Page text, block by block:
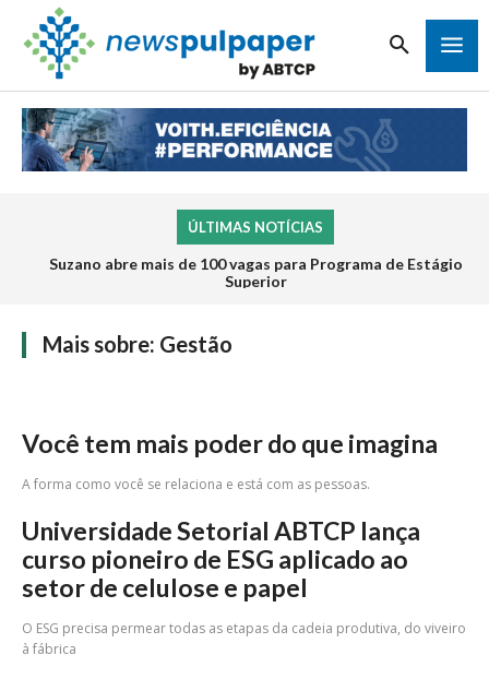
ÚLTIMAS NOTÍCIAS
Suzano abre mais de 100 vagas para Programa de Estágio
Superior
Mais sobre: Gestão
Você tem mais poder do que imagina
A forma como você se relaciona e está com as pessoas.
Universidade Setorial ABTCP lança
curso pioneiro de ESG aplicado ao
setor de celulose e papel
O ESG precisa permear todas as etapas da cadeia produtiva, do viveiro
à fábrica